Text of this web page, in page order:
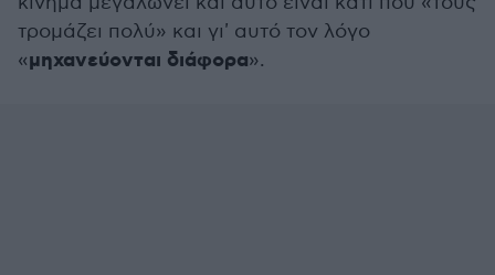
τρομάζει πολύ» και γι' αυτό τον λόγο
«μηχανεύονται διάφορα».